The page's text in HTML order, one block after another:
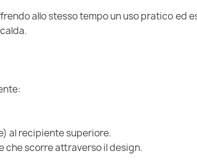
allo stesso tempo un uso pratico ed
al recipiente superiore.
che scorre attraverso il design.